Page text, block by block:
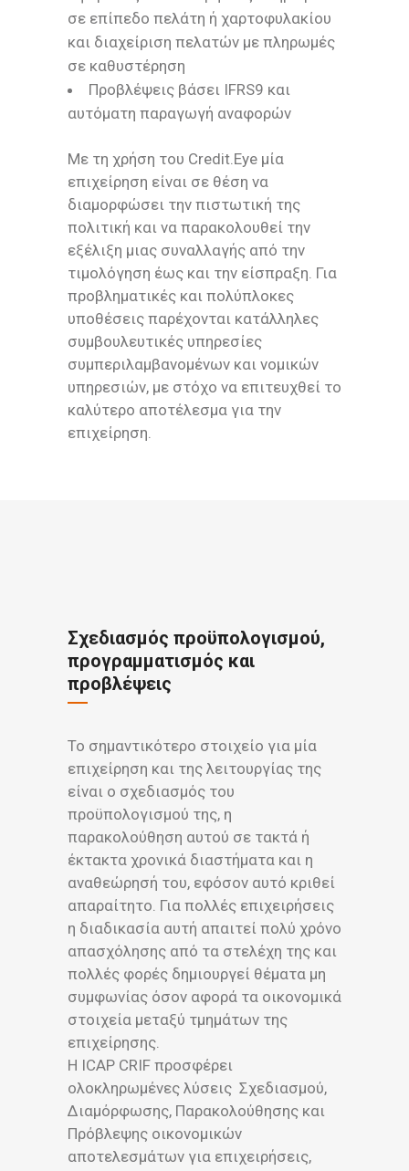
σε επίπεδο πελάτη ή χαρτοφυλακίου
και διαχείριση πελατών με πληρωμές
σε καθυστέρηση
Προβλέψεις βάσει IFRS9 και
αυτόματη παραγωγή αναφορών
Με τη χρήση του Credit.Eye μία
επιχείρηση είναι σε θέση να
διαμορφώσει την πιστωτική της
πολιτική και να παρακολουθεί την
εξέλιξη μιας συναλλαγής από την
τιμολόγηση έως και την είσπραξη. Για
προβληματικές και πολύπλοκες
υποθέσεις παρέχονται κατάλληλες
συμβουλευτικές υπηρεσίες
συμπεριλαμβανομένων και νομικών
υπηρεσιών, με στόχο να επιτευχθεί το
καλύτερο αποτέλεσμα για την
επιχείρηση.
Σχεδιασμός προϋπολογισμού,
προγραμματισμός και
προβλέψεις
Το σημαντικότερο στοιχείο για μία
επιχείρηση και της λειτουργίας της
είναι ο σχεδιασμός του
προϋπολογισμού της, η
παρακολούθηση αυτού σε τακτά ή
έκτακτα χρονικά διαστήματα και η
αναθεώρησή του, εφόσον αυτό κριθεί
απαραίτητο. Για πολλές επιχειρήσεις
η διαδικασία αυτή απαιτεί πολύ χρόνο
απασχόλησης από τα στελέχη της και
πολλές φορές δημιουργεί θέματα μη
συμφωνίας όσον αφορά τα οικονομικά
στοιχεία μεταξύ τμημάτων της
επιχείρησης.
Η ICAP CRIF προσφέρει
ολοκληρωμένες λύσεις Σχεδιασμού,
Διαμόρφωσης, Παρακολούθησης και
Πρόβλεψης οικονομικών
αποτελεσμάτων για επιχειρήσεις,